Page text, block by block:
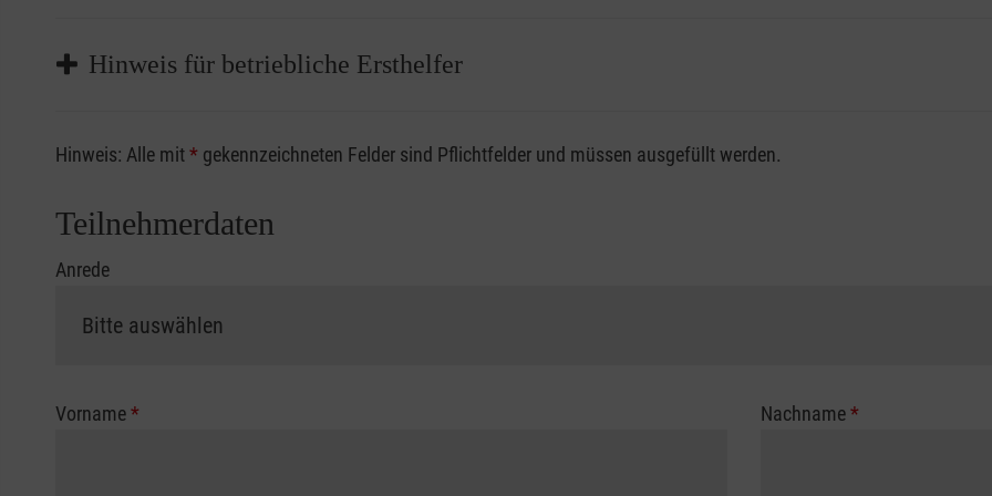
Hinweis für betriebliche Ersthelfer
Sofern Sie ein Kostenübernahmeverfahren Ihrer Berufsgenossenschaft / Unfallkasse nutzen, beachten Sie bitte,
vorliegen müssen. Andernfalls erfolgt eine Abrechnung der vollen Kursgebühr als Selbstzahler.
Hinweis: Alle mit* gekennzeichneten Felder sind Pflichtfelder und müssen ausgefüllt werden.
Teilnehmerdaten
Anrede
Vorname* Nachname*